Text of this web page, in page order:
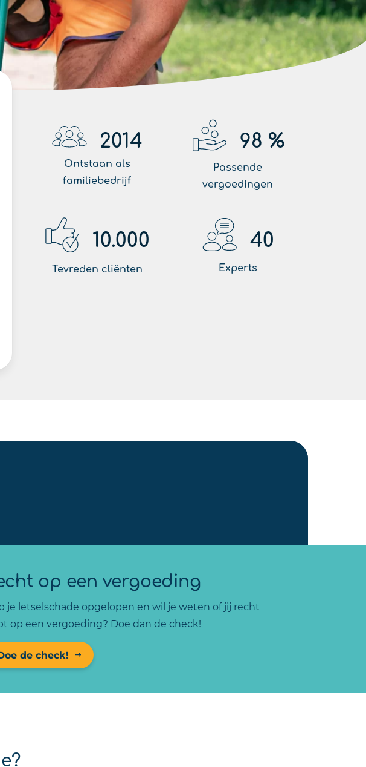
2014
Ontstaan als
familiebedrijf
98 %
Passende
vergoedingen
10.000
Tevreden cliënten
40
Experts
op een vergoeding
je letselschade opgelopen en wil je weten of jij recht
op een vergoeding? Doe dan de check!
de check!